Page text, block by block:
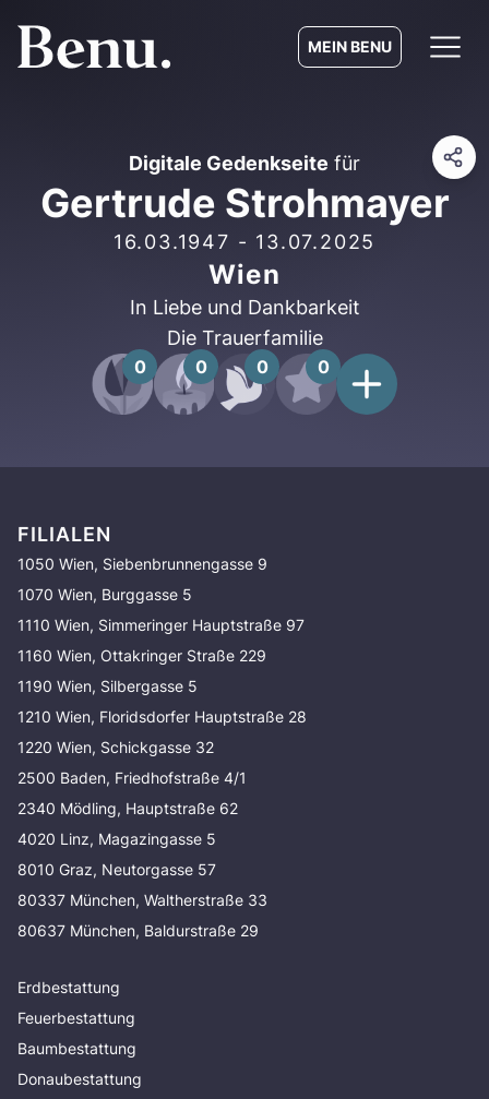
MEIN BENU
Digitale Gedenkseite für
Gertrude Strohmayer
16.03.1947 - 13.07.2025
Wien
In Liebe und Dankbarkeit
Die Trauerfamilie
0 0 0 0
FILIALEN
1050 Wien, Siebenbrunnengasse 9
1070 Wien, Burggasse 5
1110 Wien, Simmeringer Hauptstraße 97
1160 Wien, Ottakringer Straße 229
1190 Wien, Silbergasse 5
1210 Wien, Floridsdorfer Hauptstraße 28
1220 Wien, Schickgasse 32
2500 Baden, Friedhofstraße 4/1
2340 Mödling, Hauptstraße 62
4020 Linz, Magazingasse 5
8010 Graz, Neutorgasse 57
80337 München, Waltherstraße 33
80637 München, Baldurstraße 29
Erdbestattung
Feuerbestattung
Baumbestattung
Donaubestattung